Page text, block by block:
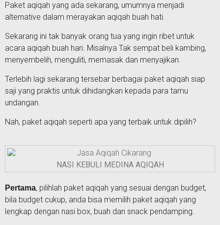
Paket aqiqah yang ada sekarang, umumnya menjadi
alternative dalam merayakan aqiqah buah hati.
Sekarang ini tak banyak orang tua yang ingin ribet untuk
acara aqiqah buah hari. Misalnya Tak sempat beli kambing,
menyembelih, menguliti, memasak dan menyajikan.
Terlebih lagi sekarang tersebar berbagai paket aqiqah siap
saji yang praktis untuk dihidangkan kepada para tamu
undangan.
Nah, paket aqiqah seperti apa yang terbaik untuk dipilih?
NASI KEBULI MEDINA AQIQAH
Pertama, pilihlah paket aqiqah yang sesuai dengan budget,
bila budget cukup, anda bisa memilih paket aqiqah yang
lengkap dengan nasi box, buah dan snack pendamping.